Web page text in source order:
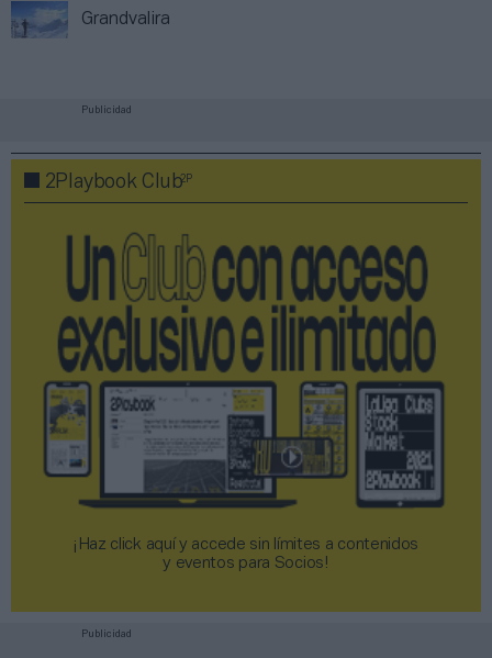
Grandvalira
Publicidad
2Playbook Club2P
¡Haz click aquí y accede sin límites a contenidos
y eventos para Socios!​​​​​​​
Publicidad